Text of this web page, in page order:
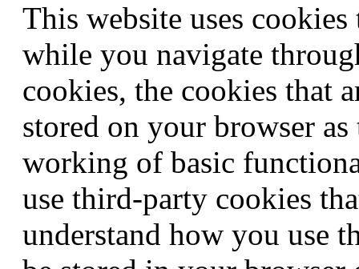
This website uses
while you navigate
cookies, the cookies that
stored on your browser
working of basic
use third-party cookies
understand how you use